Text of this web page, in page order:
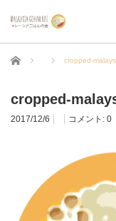
ホーム cropped-
cropped-
2017/12/6 コメント: 0